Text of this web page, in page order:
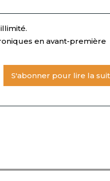
en avant-première
S'abonner pour lire la